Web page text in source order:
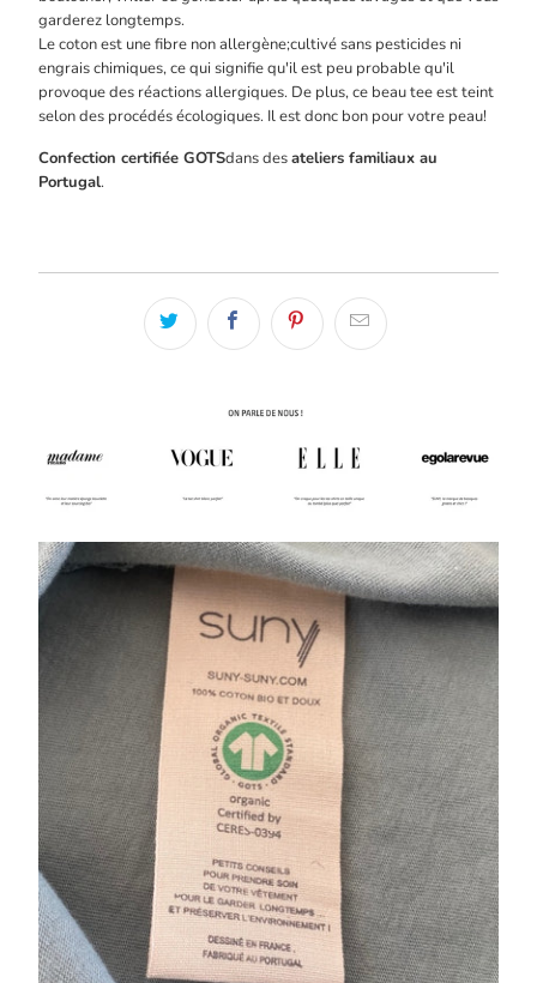
garderez longtemps.
Le coton est une fibre non allergène;cultivé sans pesticides ni
engrais chimiques, ce qui signifie qu'il est peu probable qu'il
provoque des réactions allergiques. De plus, ce beau tee est teint
selon des procédés écologiques. Il est donc bon pour votre peau!
Confection certifiée GOTSdans desateliers familiaux au
Portugal.